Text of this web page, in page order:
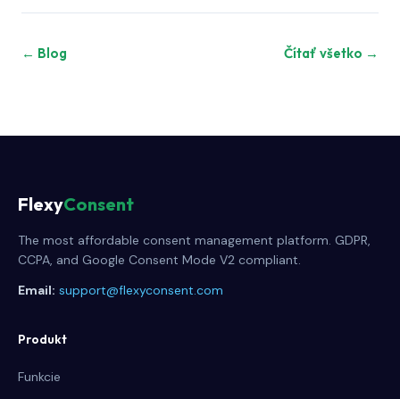
← Blog Čítať všetko →
FlexyConsent
The most affordable consent management platform. GDPR,
CCPA, and Google Consent Mode V2 compliant.
Email: support@flexyconsent.com
Produkt
Funkcie